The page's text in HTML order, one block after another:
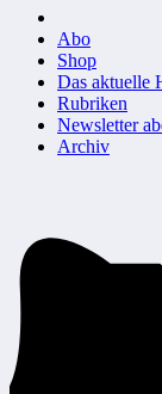
Abo
Shop
Das aktuelle
Rubriken
Newsletter
Archiv